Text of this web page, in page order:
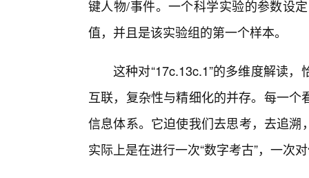
键人物/事件。一个科学实验的参数设
值，并且是该实验组的第一个样本。
这种对“17c.13c.1”的多维度解读
互联，复杂性与精细化的并存。每一
信息体系。它迫使我们去思考，去追溯
实际上是在进行一次“数字考古”，一次